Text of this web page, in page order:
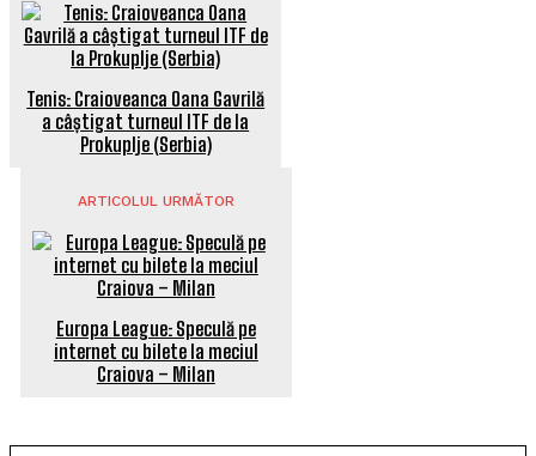
Tenis: Craioveanca Oana Gavrilă
a câștigat turneul ITF de la
Prokuplje (Serbia)
ARTICOLUL URMĂTOR
Europa League: Speculă pe
internet cu bilete la meciul
Craiova – Milan